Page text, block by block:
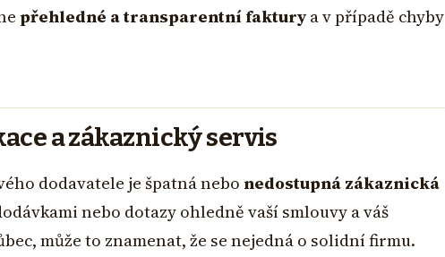
přehledné a transparentní faktury a v případě chyby
a zákaznický servis
dodavatele je špatná nebo nedostupná zákaznická
nebo dotazy ohledně vaší smlouvy a váš
může to znamenat, že se nejedná o solidní firmu.